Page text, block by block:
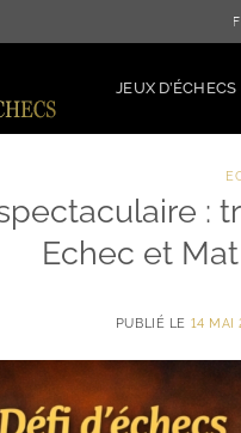
LIVRAISON
JEUX D’ÉCHECS
:
Echec et
PUBLIÉ LE 14 MAI